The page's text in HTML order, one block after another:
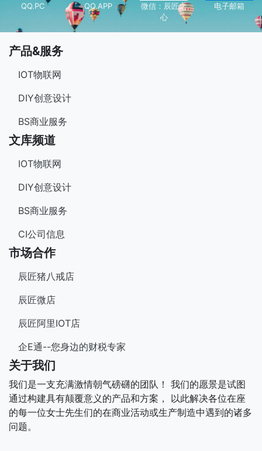
QQ.PC QQ.APP
微信：辰匠之
心
电子邮箱
产品&服务
IOT物联网
DIY创意设计
BS商业服务
文库频道
IOT物联网
DIY创意设计
BS商业服务
CI公司信息
市场合作
辰匠猪八戒店
辰匠微店
辰匠阿里IOT店
企E通--您身边的财税专家
关于我们
我们是一支充满激情朝气磅礴的团队！ 我们的愿景是试图
通过构建具有颠覆意义的产品和方案， 以此解决各位在座
的每一位女士先生们的在商业活动或生产制造中遇到的诸多
问题。